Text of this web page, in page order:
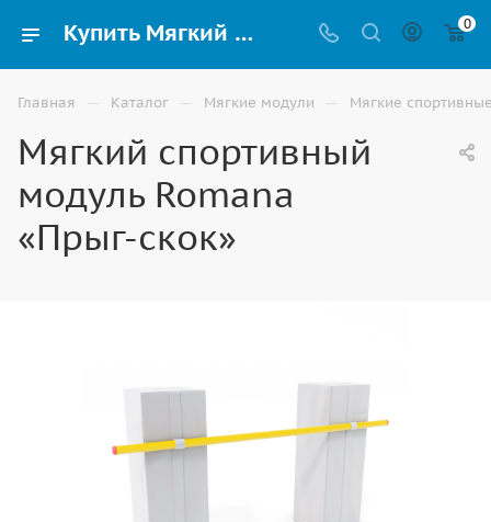
Купить Мягкий спортивный модуль Romana «Прыг-скок» по низким ценам в Волгограде 0
Главная — Каталог — Мягкие модули — Мягкие
Мягкий спортивный
модуль Romana
«Прыг-скок»